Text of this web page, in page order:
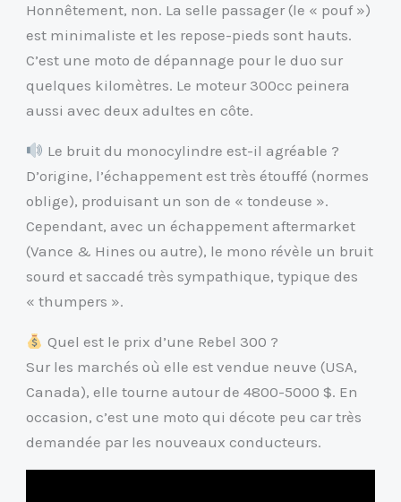
Honnêtement, non. La selle passager (le « pouf »)
est minimaliste et les repose-pieds sont hauts.
C’est une moto de dépannage pour le duo sur
quelques kilomètres. Le moteur 300cc peinera
aussi avec deux adultes en côte.
Le bruit du monocylindre est-il agréable ?
D’origine, l’échappement est très étouffé (normes
oblige), produisant un son de « tondeuse ».
Cependant, avec un échappement aftermarket
(Vance & Hines ou autre), le mono révèle un bruit
sourd et saccadé très sympathique, typique des
« thumpers ».
Quel est le prix d’une Rebel 300 ?
Sur les marchés où elle est vendue neuve (USA,
Canada), elle tourne autour de 4800-5000 $. En
occasion, c’est une moto qui décote peu car très
demandée par les nouveaux conducteurs.